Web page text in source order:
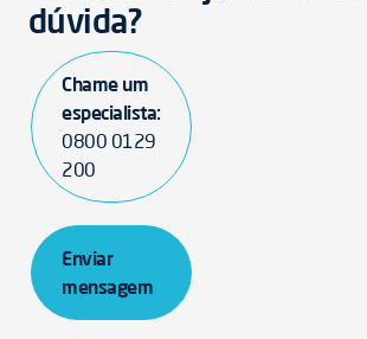
dúvida?
Chame um
especialista:
0800 0129
200
Enviar
mensagem